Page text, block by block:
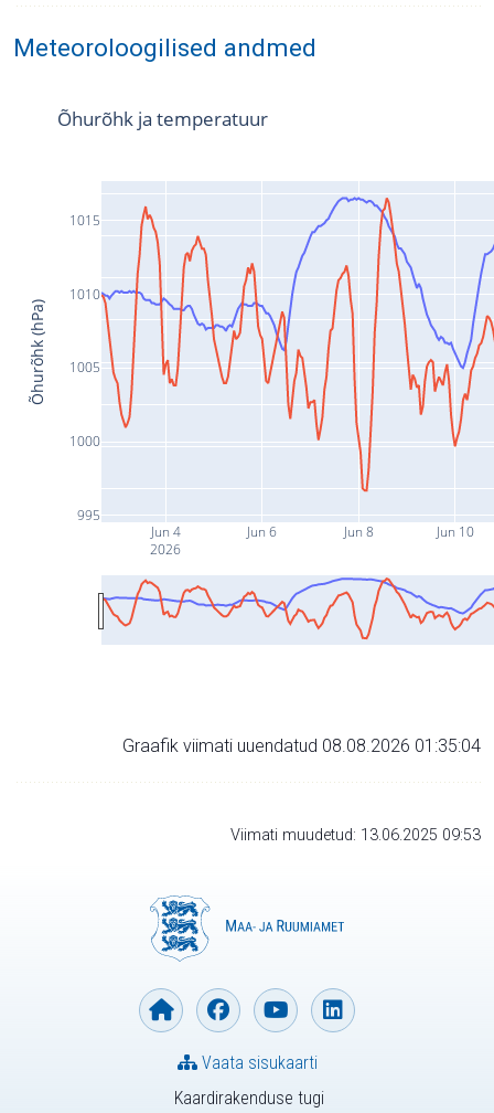
Meteoroloogilised andmed
Jun 4
2026
Jun 6 Jun 8 Jun 10
995
1000
1005
1010
1015
Õhurõhk ja temperatuur
Õhurõhk (hPa)
Graafik viimati uuendatud 08.08.2026 01:35:04
Viimati muudetud: 13.06.2025 09:53
Kaardirakenduse tugi
Vaata sisukaarti